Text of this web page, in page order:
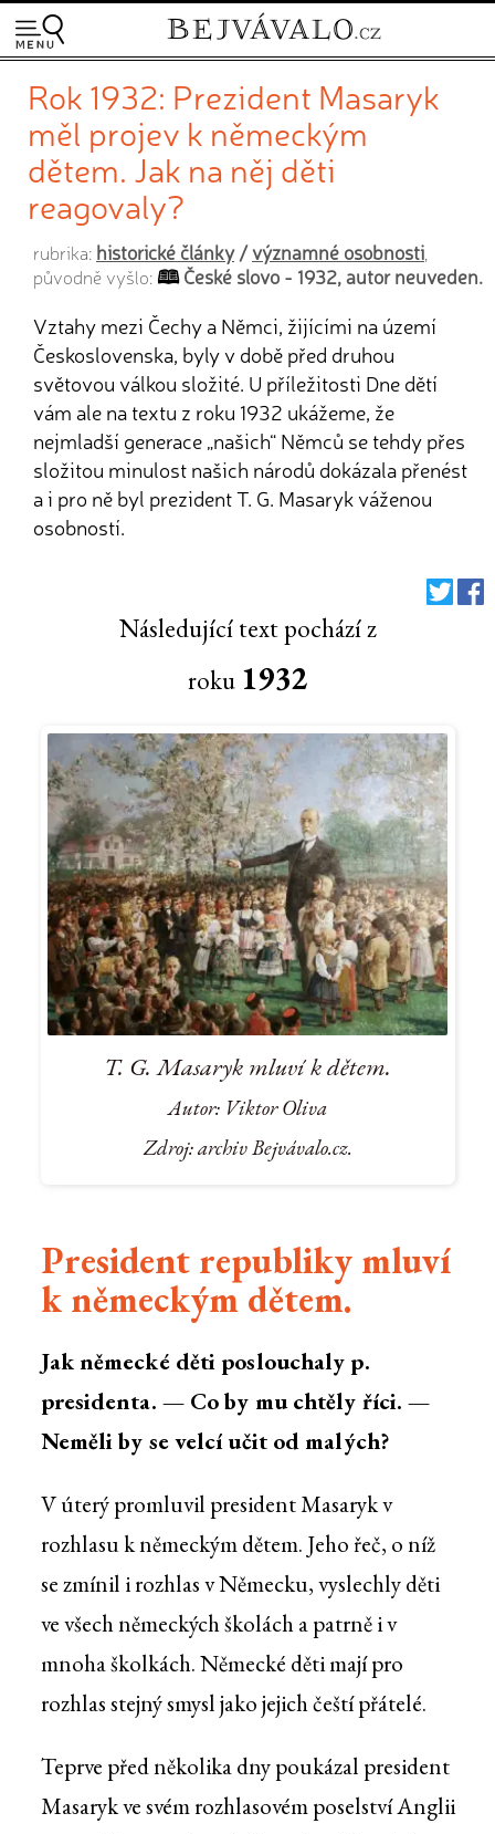
Rok 1932: Prezident Masaryk
měl projev k německým
dětem. Jak na něj děti
reagovaly?
rubrika: historické články/významné osobnosti
původně vyšlo:
České slovo - 1932, autor neuveden.
Vztahy mezi Čechy a Němci, žijícími na území
Československa, byly v době před druhou
světovou válkou složité. U příležitosti Dne dětí
vám ale na textu z roku 1932 ukážeme, že
nejmladší generace „našich“ Němců se tehdy přes
složitou minulost našich národů dokázala přenést
a i pro ně byl prezident T. G. Masaryk váženou
osobností.
Následující text pochází z
roku 1932
T. G. Masaryk mluví k dětem.
Autor: Viktor Oliva
Zdroj: archiv Bejvávalo.cz.
President republiky mluví
k německým dětem.
Jak německé děti poslouchaly p.
presidenta. — Co by mu chtěly říci. —
Neměli by se velcí učit od malých?
V úterý promluvil president Masaryk v
rozhlasu k německým dětem. Jeho řeč, o níž
se zmínil i rozhlas v Německu, vyslechly děti
ve všech německých školách a patrně i v
mnoha školkách. Německé děti mají pro
rozhlas stejný smysl jako jejich čeští přátelé.
Teprve před několika dny poukázal president
Masaryk ve svém rozhlasovém poselství Anglii